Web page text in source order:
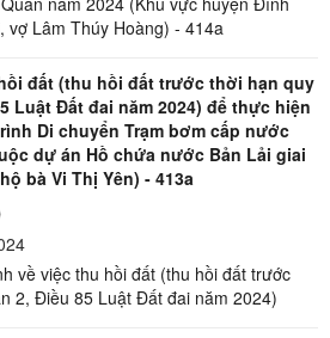
vợ Lâm Thúy Hoàng) - 414a
đất (thu hồi đất trước thời hạn quy
Luật Đất đai năm 2024) để thực hiện
Di chuyển Trạm bơm cấp nước
dự án Hồ chứa nước Bản Lải giai
bà Vi Thị Yên) - 413a
về việc thu hồi đất (thu hồi đất trước
2, Điều 85 Luật Đất đai năm 2024)